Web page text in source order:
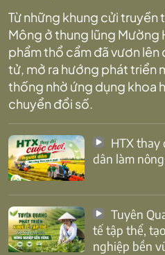
Từ những khung cửi
Mông ở thung lũng Mường
phẩm thổ cẩm đã vươn
tử, mở ra hướng phát triển
thống nhờ ứng dụng khoa
chuyển đổi số.
dân làm
tế tập thể,
nghiệp bền